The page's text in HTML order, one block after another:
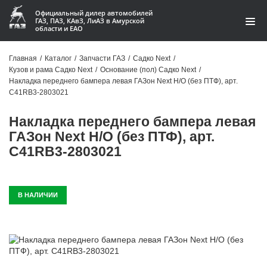
Официальный дилер автомобилей
ГАЗ, ПАЗ, КАвЗ, ЛиАЗ в Амурской
области и ЕАО
Акции
Контакты
Доставка
Гарантии
Автомобили
Главная / Каталог / Запчасти ГАЗ / Садко Next /
Кузов и рама Садко Next / Основание (пол) Садко Next /
Накладка переднего бампера левая ГАЗон Next Н/О (без ПТФ), арт.
C41RB3-2803021
Накладка переднего бампера левая
ГАЗон Next Н/О (без ПТФ), арт.
C41RB3-2803021
В НАЛИЧИИ